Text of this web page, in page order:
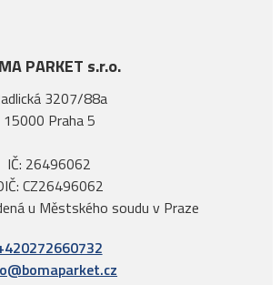
PARKET s.r.o.
3207/88a
15000 Praha 5
IČ: 26496062
CZ26496062
u Městského soudu v Praze